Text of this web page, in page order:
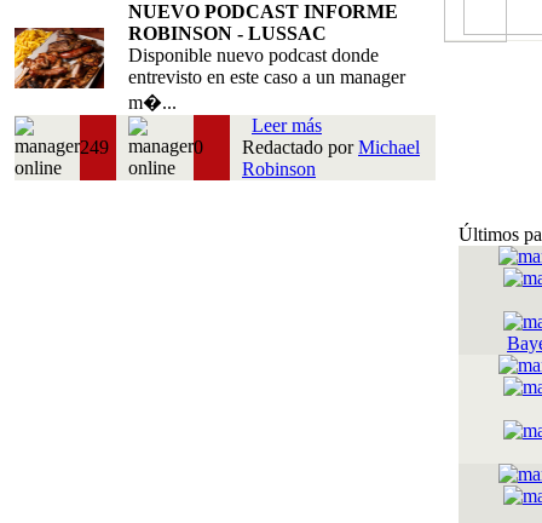
NUEVO PODCAST INFORME
ROBINSON - LUSSAC
Disponible nuevo podcast donde
entrevisto en este caso a un manager
m�...
249 0
Leer más
Redactado porMichael
Robinson
Últimos